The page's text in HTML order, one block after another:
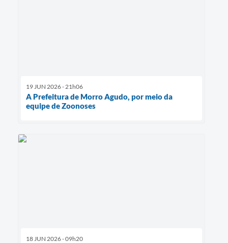
19 JUN 2026 - 21h06
A Prefeitura de Morro Agudo, por meio da
equipe de Zoonoses
18 JUN 2026 - 09h20